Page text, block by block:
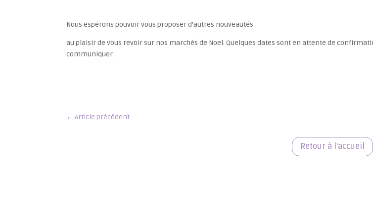
Nous espérons pouvoir vous proposer d’autres nouveautés
au plaisir de vous revoir sur nos marchés de Noel. Quelques dates sont en attente de
communiquer.
←Article précédent
Retour à l'accueil